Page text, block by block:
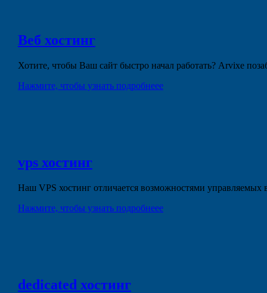
Веб хостинг
Хотите, чтобы Ваш сайт быстро начал работать? Arvixe
Нажмите, чтобы узнать подробнеее
vps хостинг
Наш VPS хостинг отличается возможностями
Нажмите, чтобы узнать подробнеее
dedicated хостинг